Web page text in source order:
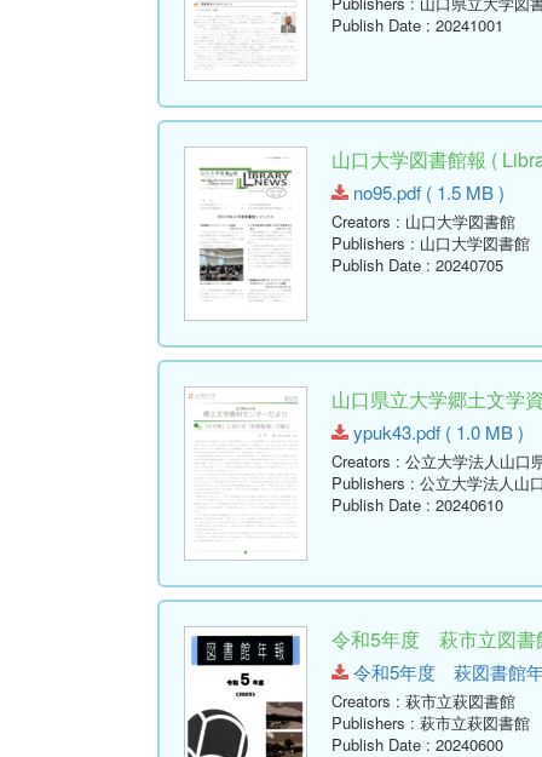
Publish Date : 20241001
山口大学図書館報 (
no95.pdf ( 1.5 MB )
Creators : 山口大学図書館
Publishers : 山口大学図書館
Publish Date : 20240705
山口県立大学郷土文学
ypuk43.pdf ( 1.0 MB )
Creators : 公立大学法人山口
Publishers : 公立大学法人山
Publish Date : 20240610
令和5年度 萩市立図書
令和5年度 萩図書館
Creators : 萩市立萩図書館
Publishers : 萩市立萩図書館
Publish Date : 20240600